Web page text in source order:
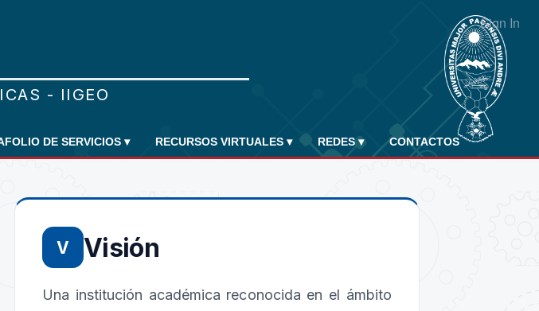
Sign In
DE SERVICIOS ▾ RECURSOS VIRTUALES ▾ REDES ▾ CONTACTOS
V Visión
Una institución académica reconocida en el ámbito